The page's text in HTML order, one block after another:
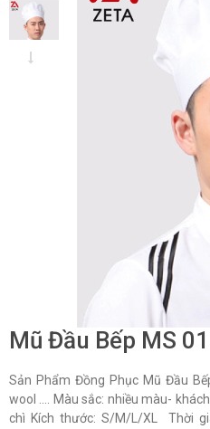
Mũ Đầu Bếp MS
Sản Phẩm Đồng Phục Mũ Đầu
wool …. Màu sắc: nhiều màu-
chì Kích thước: S/M/L/XL Thời